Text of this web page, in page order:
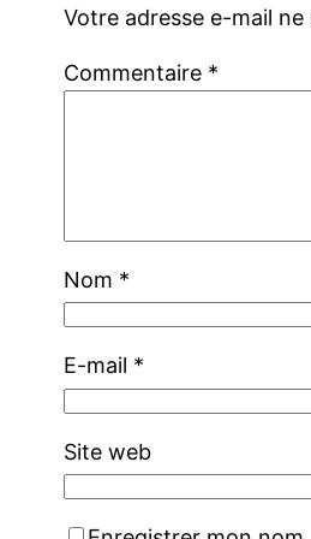
Votre adresse e-mail ne
Commentaire *
Nom *
E-mail *
Site web